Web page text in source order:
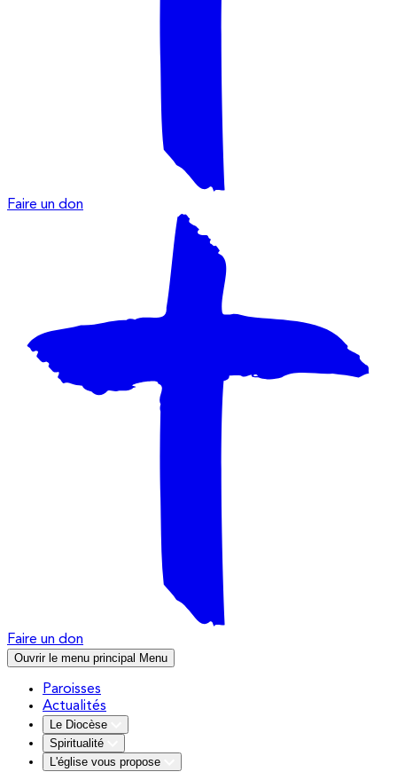
Faire un don
Faire un don
Ouvrir le menu principal Menu
Paroisses
Actualités
Le Diocèse
Spiritualité
L'église vous propose